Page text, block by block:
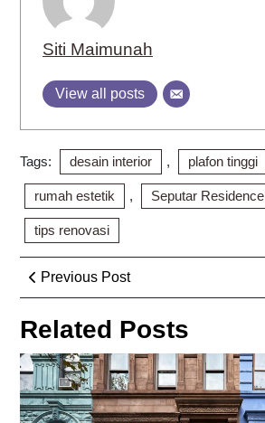
Siti Maimunah
View all posts
Tags: desain interior , plafon tinggi
rumah estetik , Seputar Residence
tips renovasi
Post
navigation
Previous PostPrevious
Post
Related Posts